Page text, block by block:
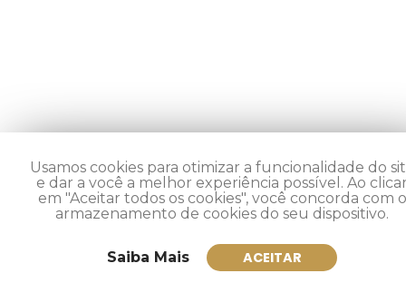
Inscreva-se
Usamos cookies para otimizar a funcionalidade do
e dar a você a melhor experiência possível. Ao
em "Aceitar todos os cookies", você concorda com o
armazenamento de cookies do seu dispositivo.
Saiba Mais ACEITAR